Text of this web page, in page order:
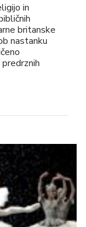
in
britanske
nastanku